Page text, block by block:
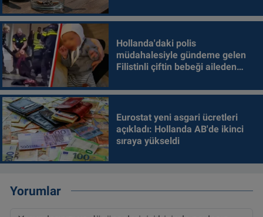
Hollanda'daki polis
müdahalesiyle gündeme gelen
Filistinli çiftin bebeği aileden
Eurostat yeni asgari ücretleri
açıkladı: Hollanda AB'de ikinci
sıraya yükseldi
Yorumlar